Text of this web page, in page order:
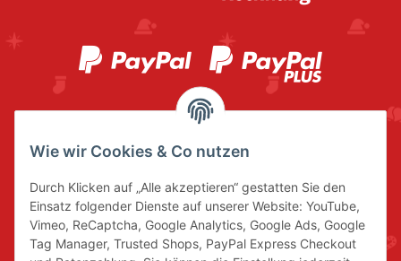
Wie wir Cookies & Co nutzen
Durch Klicken auf „Alle akzeptieren“ gestatten Sie den
Einsatz folgender Dienste auf unserer Website: YouTube,
Vimeo, ReCaptcha, Google Analytics, Google Ads, Google
Tag Manager, Trusted Shops, PayPal Express Checkout